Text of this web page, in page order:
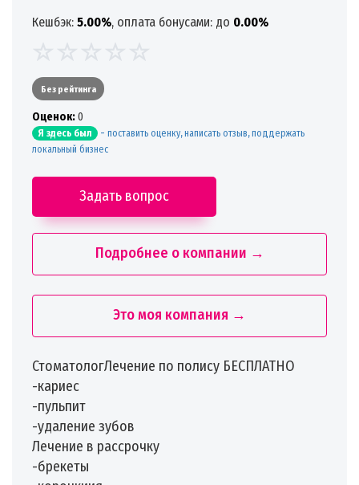
Кешбэк: 5.00%, оплата бонусами: до 0.00%
Без рейтинга
Oценок:0
Я здесь был - поставить оценку, написать отзыв, поддержать
локальный бизнес
Задать вопрос
Подробнее о компании →
Это моя компания →
СтоматологЛечение по полису БЕСПЛАТНО️
️-кариес
️-пульпит
️-удаление зубов
️Лечение в рассрочку️
️-брекеты